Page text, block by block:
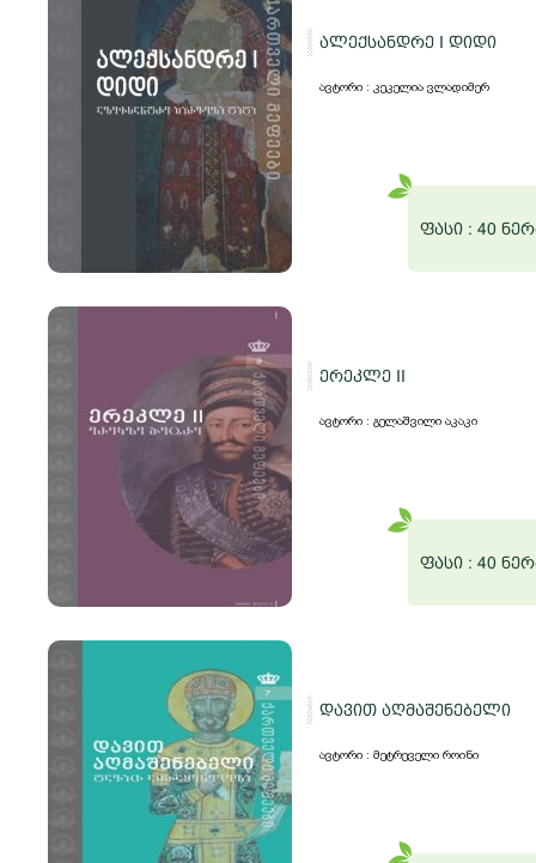
ალექსანდრე I დიდი
ავტორი : კეკელია ვლადიმერ
ფასი : 40
ერეკლე II
ავტორი : გელაშვილი აკაკი
ფასი : 40
დავით აღმაშენებელი
ავტორი : მეტრეველი როინი